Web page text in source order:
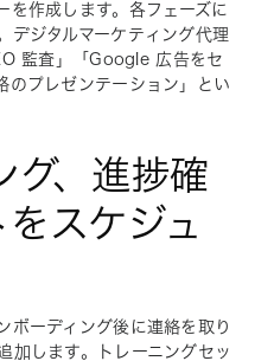
を作成します。各フェーズに
デジタルマーケティング代理
監査」「Google 広告をセ
のプレゼンテーション」とい
グ、進捗確
スケジュ
ボーディング後に連絡を取り
加します。トレーニングセッ